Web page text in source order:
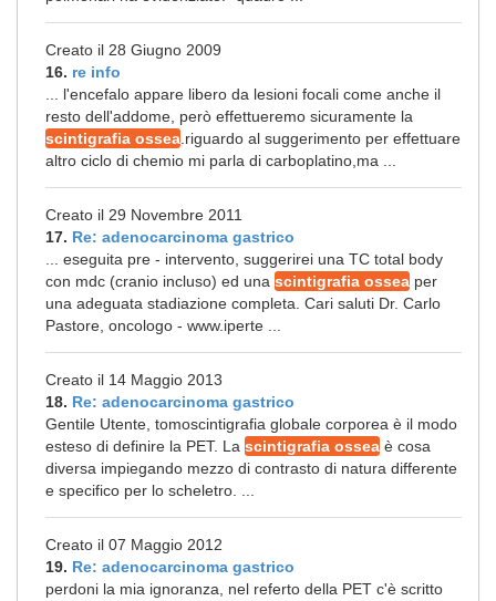
Creato il 28 Giugno 2009
16. re info
... l'encefalo appare libero da lesioni focali come anche il
resto dell'addome, però effettueremo sicuramente la
scintigrafia ossea .riguardo al suggerimento per effettuare
altro ciclo di chemio mi parla di carboplatino,ma ...
Creato il 29 Novembre 2011
17. Re: adenocarcinoma gastrico
... eseguita pre - intervento, suggerirei una TC total body
con mdc (cranio incluso) ed una scintigrafia ossea per
una adeguata stadiazione completa. Cari saluti Dr. Carlo
Pastore, oncologo - www.iperte ...
Creato il 14 Maggio 2013
18. Re: adenocarcinoma gastrico
Gentile Utente, tomoscintigrafia globale corporea è il modo
esteso di definire la PET. La scintigrafia ossea è cosa
diversa impiegando mezzo di contrasto di natura differente
e specifico per lo scheletro. ...
Creato il 07 Maggio 2012
19. Re: adenocarcinoma gastrico
perdoni la mia ignoranza, nel referto della PET c'è scritto